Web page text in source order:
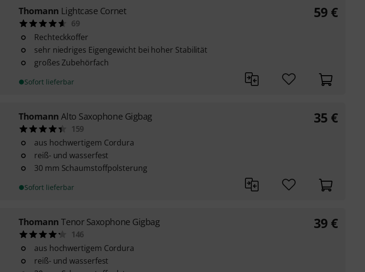
Thomann Lightcase Cornet
69
Rechteckkoffer
sehr niedriges Eigengewicht bei hoher Stabilität
großes Zubehörfach
Sofort lieferbar
59 €
Thomann Alto Saxophone Gigbag
159
aus hochwertigem Cordura
reiß- und wasserfest
30 mm Schaumstoffpolsterung
Sofort lieferbar
35 €
Thomann Tenor Saxophone Gigbag
146
aus hochwertigem Cordura
reiß- und wasserfest
39 €